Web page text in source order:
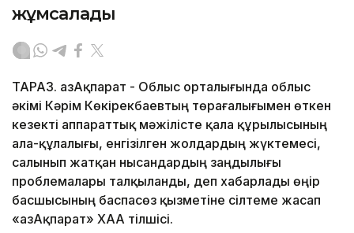
жұмсалады
ТАРАЗ. ҚазАқпарат - Облыс орталығында облыс
әкімі Кәрім Көкірекбаевтың төрағалығымен өткен
кезекті аппараттық мәжілісте қала құрылысының
ала-құлалығы, енгізілген жолдардың жүктемесі,
салынып жатқан нысандардың заңдылығы
проблемалары талқыланды, деп хабарлады өңір
басшысының баспасөз қызметіне сілтеме жасап
«ҚазАқпарат» ХАА тілшісі.